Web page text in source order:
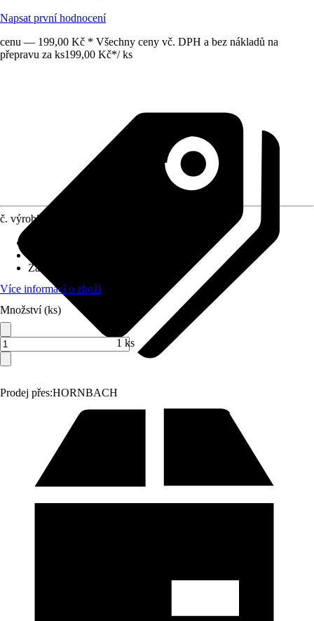
Napsat první hodnocení
cenu — 199,00 Kč * Všechny ceny vč. DPH a bez nákladů na
přepravu za ks199,00 Kč*/ ks
Prodej přes:HORNBACH
č. výrobku
Základní barva
Více informací o zboží
Množství (ks)
1 ks